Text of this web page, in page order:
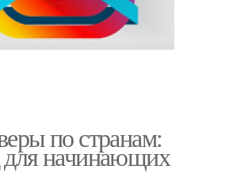
по странам:
начинающих